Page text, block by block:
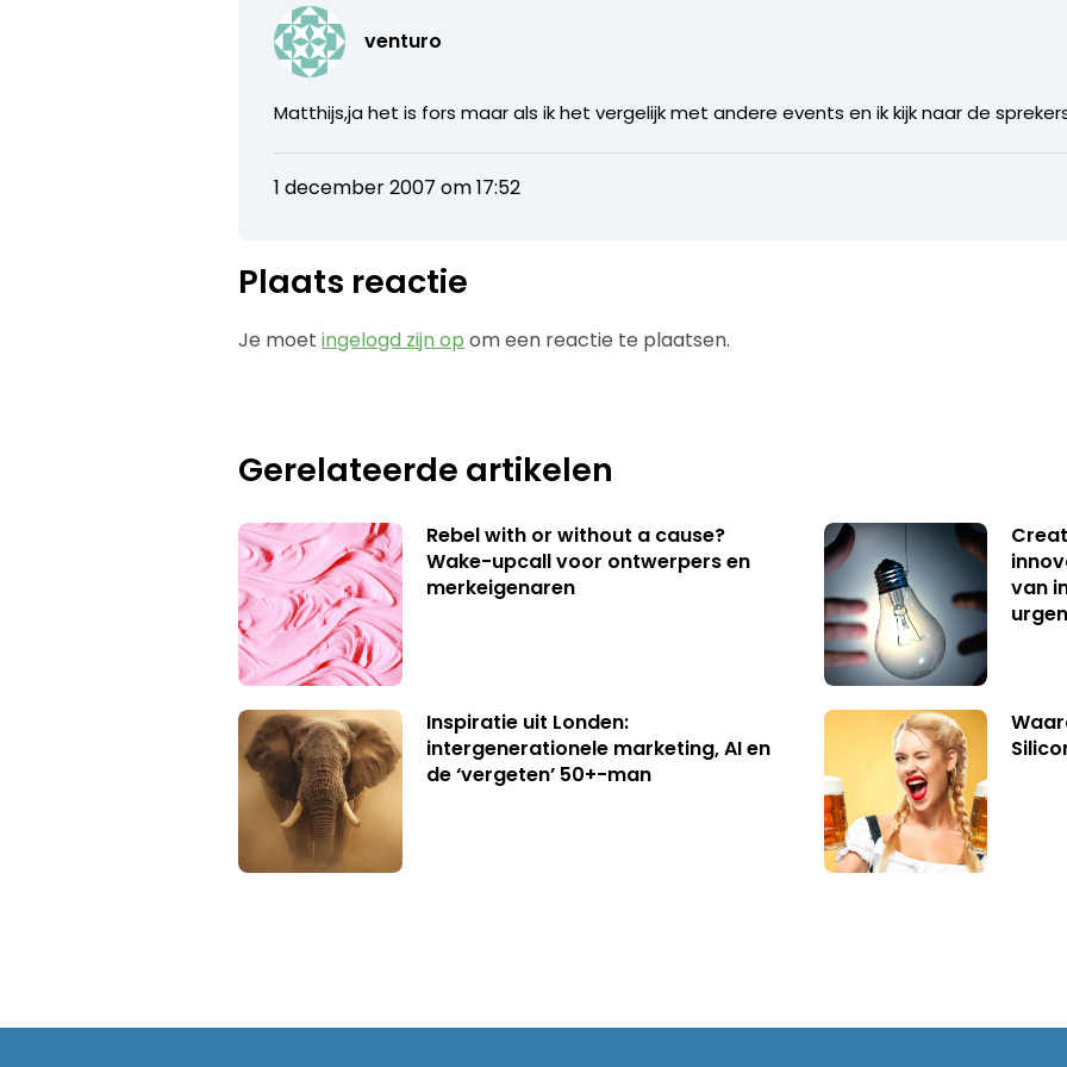
venturo
Matthijs,ja het is fors maar als ik het vergelijk met andere events en ik kijk naar de
1 december 2007 om 17:52
Plaats reactie
Je moetingelogd zijn op om een reactie te plaatsen.
Gerelateerde artikelen
Rebel with or without a cause?
Wake-upcall voor ontwerpers en
merkeigenaren
van
Inspiratie uit Londen:
intergenerationele marketing, AI en
de ‘vergeten’ 50+-man